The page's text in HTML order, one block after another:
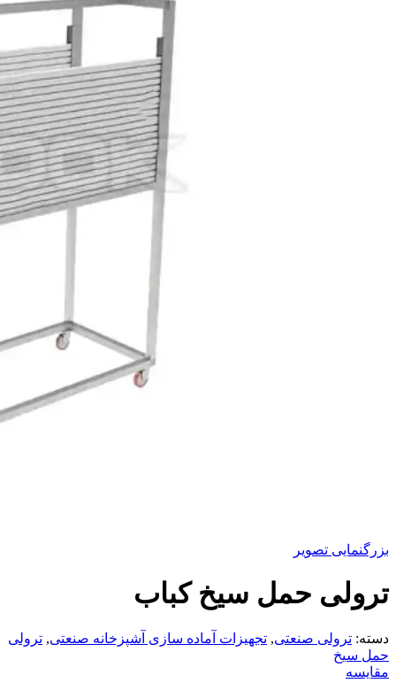
بزرگنمایی تصویر
ترولی حمل سیخ کباب
دسته: ترولی صنعتی, تجهیزات آماده سازی آشپزخانه صنعتی, ترولی
حمل سیخ
مقایسه